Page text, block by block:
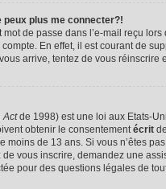
plus me connecter?!
de passe dans l’e-mail reçu
En effet, il est courant de
arrive, tentez de vous réinscrire
Actde 1998) est une loi aux Etats-
obtenir le consentementécrit
moins de 13 ans. Si vous n’êtes
vous inscrire, demandez une
pour des questions légales de